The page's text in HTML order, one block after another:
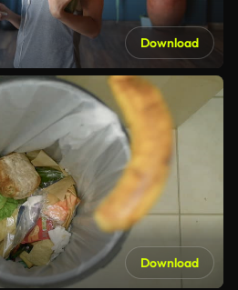
Download
Download